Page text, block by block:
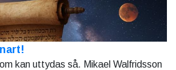
kan uttydas så. Mikael Walfridsson